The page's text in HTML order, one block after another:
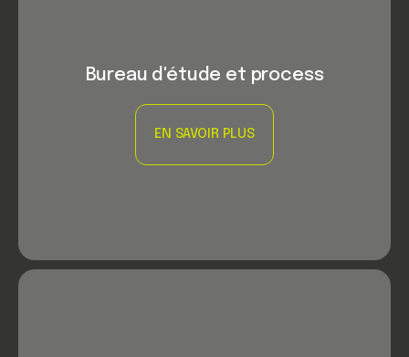
Bureau d'étude et process
EN SAVOIR PLUS